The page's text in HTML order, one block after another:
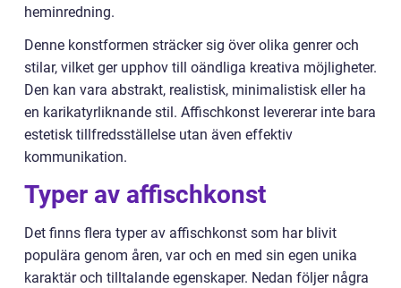
heminredning.
Denne konstformen sträcker sig över olika genrer och
stilar, vilket ger upphov till oändliga kreativa möjligheter.
Den kan vara abstrakt, realistisk, minimalistisk eller ha
en karikatyrliknande stil. Affischkonst levererar inte bara
estetisk tillfredsställelse utan även effektiv
kommunikation.
Typer av affischkonst
Det finns flera typer av affischkonst som har blivit
populära genom åren, var och en med sin egen unika
karaktär och tilltalande egenskaper. Nedan följer några